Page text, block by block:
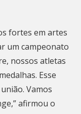
fortes em artes
um campeonato
nossos atletas
Esse
Vamos
afirmou o